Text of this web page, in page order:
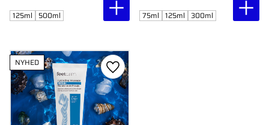
7 dage.
125ml 500ml sensitiv hud.
75ml 125ml 300ml
NYHED
Gem som favorit